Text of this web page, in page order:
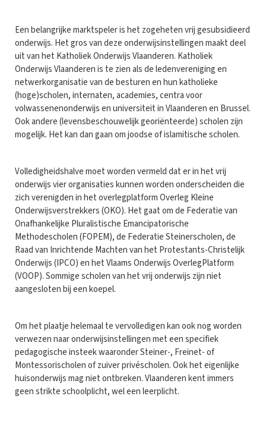
Een belangrijke marktspeler is het zogeheten vrij gesubsidieerd
onderwijs. Het gros van deze onderwijsinstellingen maakt deel
uit van het Katholiek Onderwijs Vlaanderen. Katholiek
Onderwijs Vlaanderen is te zien als de ledenvereniging en
netwerkorganisatie van de besturen en hun katholieke
(hoge)scholen, internaten, academies, centra voor
volwassenenonderwijs en universiteit in Vlaanderen en Brussel.
Ook andere (levensbeschouwelijk georiënteerde) scholen zijn
mogelijk. Het kan dan gaan om joodse of islamitische scholen.
Volledigheidshalve moet worden vermeld dat er in het vrij
onderwijs vier organisaties kunnen worden onderscheiden die
zich verenigden in het overlegplatform Overleg Kleine
Onderwijsverstrekkers (OKO). Het gaat om de Federatie van
Onafhankelijke Pluralistische Emancipatorische
Methodescholen (FOPEM), de Federatie Steinerscholen, de
Raad van Inrichtende Machten van het Protestants-Christelijk
Onderwijs (IPCO) en het Vlaams Onderwijs OverlegPlatform
(VOOP). Sommige scholen van het vrij onderwijs zijn niet
aangesloten bij een koepel.
Om het plaatje helemaal te vervolledigen kan ook nog worden
verwezen naar onderwijsinstellingen met een specifiek
pedagogische insteek waaronder Steiner-, Freinet- of
Montessorischolen of zuiver privéscholen. Ook het eigenlijke
huisonderwijs mag niet ontbreken. Vlaanderen kent immers
geen strikte schoolplicht, wel een leerplicht.